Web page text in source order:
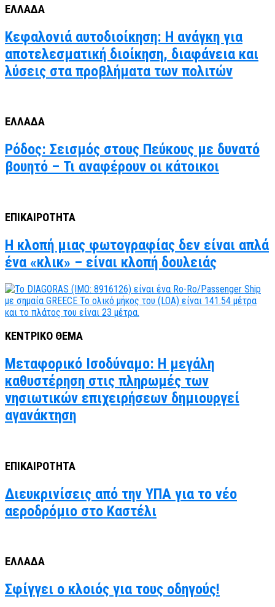
ΕΛΛΑΔΑ
Κεφαλονιά αυτοδιοίκηση: Η ανάγκη για
αποτελεσματική διοίκηση, διαφάνεια και
λύσεις στα προβλήματα των πολιτών
ΕΛΛΑΔΑ
Ρόδος: Σεισμός στους Πεύκους με δυνατό
βουητό – Τι αναφέρουν οι κάτοικοι
ΕΠΙΚΑΙΡΟΤΗΤΑ
Η κλοπή μιας φωτογραφίας δεν είναι απλά
ένα «κλικ» – είναι κλοπή δουλειάς
ΚΕΝΤΡΙΚΟ ΘΕΜΑ
Μεταφορικό Ισοδύναμο: Η μεγάλη
καθυστέρηση στις πληρωμές των
νησιωτικών επιχειρήσεων δημιουργεί
αγανάκτηση
ΕΠΙΚΑΙΡΟΤΗΤΑ
Διευκρινίσεις από την ΥΠΑ για το νέο
αεροδρόμιο στο Καστέλι
ΕΛΛΑΔΑ
Σφίγγει ο κλοιός για τους οδηγούς!